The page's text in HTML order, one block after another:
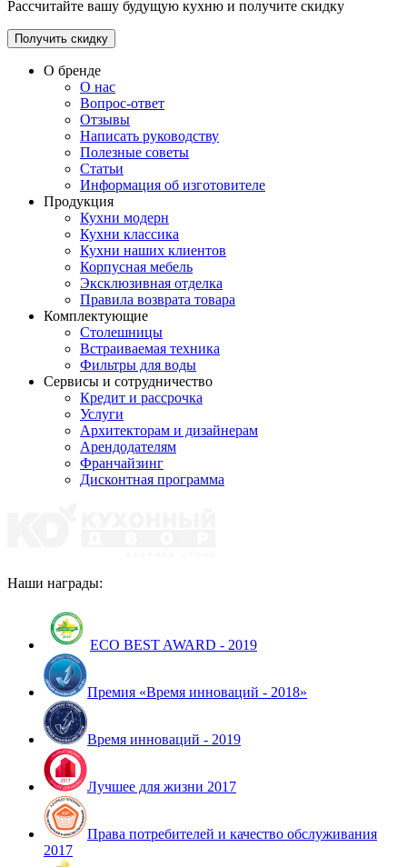
Рассчитайте вашу будущую кухню и получите скидку
Получить скидку
О бренде
О нас
Вопрос-ответ
Отзывы
Написать руководству
Полезные советы
Статьи
Информация об изготовителе
Продукция
Кухни модерн
Кухни классика
Кухни наших клиентов
Корпусная мебель
Эксклюзивная отделка
Правила возврата товара
Комплектующие
Столешницы
Встраиваемая техника
Фильтры для воды
Сервисы и сотрудничество
Кредит и рассрочка
Услуги
Архитекторам и дизайнерам
Арендодателям
Франчайзинг
Дисконтная программа
Наши награды:
ECO BEST AWARD - 2019
Премия «Время инноваций - 2018»
Время инноваций - 2019
Лучшее для жизни 2017
Права потребителей и качество обслуживания
2017